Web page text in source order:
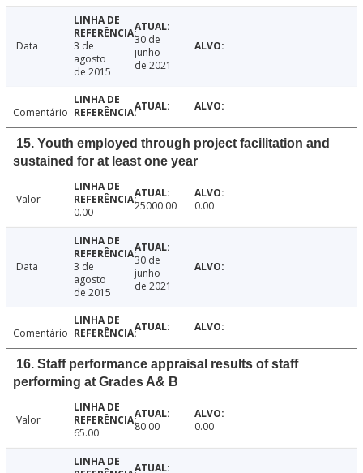
Data
3 de
agosto
de 2015
30 de
junho
de 2021
Comentário
15. Youth employed through project facilitation and
sustained for at least one year
Valor
0.00
25000.00 0.00
Data
3 de
agosto
de 2015
30 de
junho
de 2021
Comentário
16. Staff performance appraisal results of staff
performing at Grades A& B
Valor
65.00
80.00 0.00